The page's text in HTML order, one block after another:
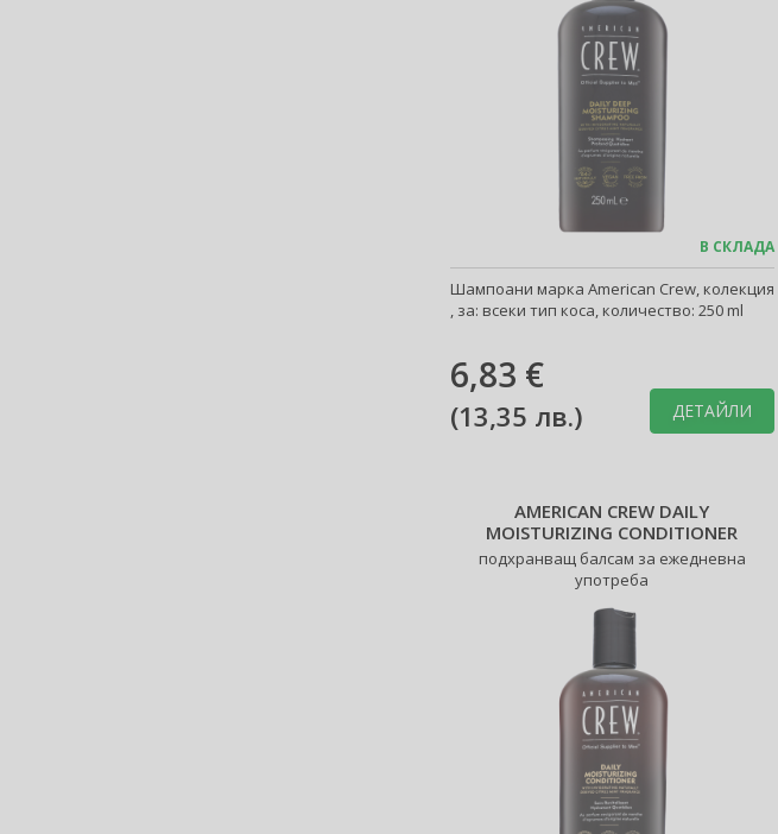
В СКЛАДА
Шампоани марка American Crew, колекция
, за: всеки тип коса, количество: 250 ml
6,83 €
(13,35 лв.) ДЕТАЙЛИ
AMERICAN CREW DAILY
MOISTURIZING CONDITIONER
подхранващ балсам за ежедневна
употреба